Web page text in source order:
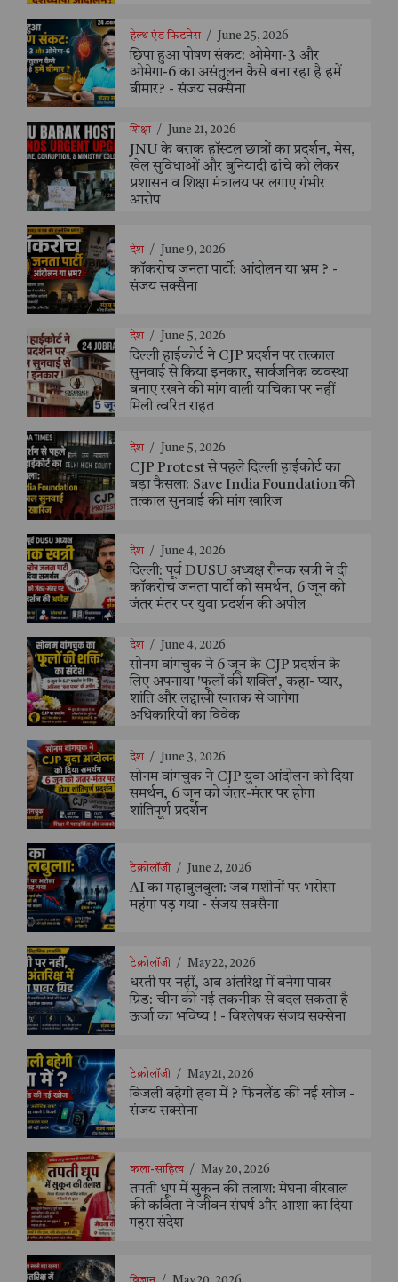
हेल्थ एंड फिटनेस / June 25, 2026
छिपा हुआ पोषण संकट: ओमेगा-3 और
ओमेगा-6 का असंतुलन कैसे बना रहा है हमें
बीमार? - संजय सक्सैना
शिक्षा / June 21, 2026
JNU के बराक हॉस्टल छात्रों का प्रदर्शन, मेस,
खेल सुविधाओं और बुनियादी ढांचे को लेकर
प्रशासन व शिक्षा मंत्रालय पर लगाए गंभीर
आरोप
देश / June 9, 2026
कॉकरोच जनता पार्टी: आंदोलन या भ्रम ? -
संजय सक्सैना
देश / June 5, 2026
दिल्ली हाईकोर्ट ने CJP प्रदर्शन पर तत्काल
सुनवाई से किया इनकार, सार्वजनिक व्यवस्था
बनाए रखने की मांग वाली याचिका पर नहीं
मिली त्वरित राहत
देश / June 5, 2026
CJP Protest से पहले दिल्ली हाईकोर्ट का
बड़ा फैसला: Save India Foundation की
तत्काल सुनवाई की मांग खारिज
देश / June 4, 2026
दिल्ली: पूर्व DUSU अध्यक्ष रौनक खत्री ने दी
कॉकरोच जनता पार्टी को समर्थन, 6 जून को
जंतर मंतर पर युवा प्रदर्शन की अपील
देश / June 4, 2026
सोनम वांगचुक ने 6 जून के CJP प्रदर्शन के
लिए अपनाया 'फूलों की शक्ति', कहा- प्यार,
शांति और लद्दाखी खातक से जागेगा
अधिकारियों का विवेक
देश / June 3, 2026
सोनम वांगचुक ने CJP युवा आंदोलन को दिया
समर्थन, 6 जून को जंतर-मंतर पर होगा
शांतिपूर्ण प्रदर्शन
टेक्नोलॉजी / June 2, 2026
AI का महाबुलबुला: जब मशीनों पर भरोसा
महंगा पड़ गया - संजय सक्सैना
टेक्नोलॉजी / May 22, 2026
धरती पर नहीं, अब अंतरिक्ष में बनेगा पावर
ग्रिड: चीन की नई तकनीक से बदल सकता है
ऊर्जा का भविष्य ! - विश्लेषक संजय सक्सेना
टेक्नोलॉजी / May 21, 2026
बिजली बहेगी हवा में ? फिनलैंड की नई खोज -
संजय सक्सेना
कला-साहित्य / May 20, 2026
तपती धूप में सुकून की तलाश: मेघना वीरवाल
की कविता ने जीवन संघर्ष और आशा का दिया
गहरा संदेश